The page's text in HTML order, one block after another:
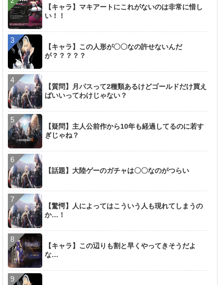
【キャラ】マキアートにこれがないのは非常に惜し
い！！
【キャラ】この人形が〇〇なの許せないんだ
が？？？？？
【質問】月パスって2種類あるけどゴールドだけ買え
ばいいってわけじゃない？
【疑問】主人公前作から10年も経過してるのに若す
ぎじゃね？
【話題】大陸ゲーのガチャは〇〇なのがつらい
【驚愕】人によってはこういう人も現れてしまうの
か…！
【キャラ】この辺りも割と早くやってきそうだよ
な…